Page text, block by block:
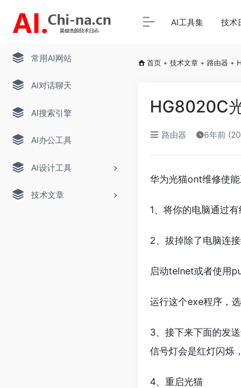
常用AI网站
AI对话聊天
AI搜索引擎
AI办公工具
AI设计工具
技术文章
AI工具集 技术
首页 • 技术文章 • 路由器 •
HG8020C
路由器 6年前
华为光猫ont维修使
1、将你的电脑通过
2、拔掉除了电脑连
启动telnet或者使用
运行这个exe程序，
3、接下来下面的发
信号灯会是红灯闪烁
4、重启光猫